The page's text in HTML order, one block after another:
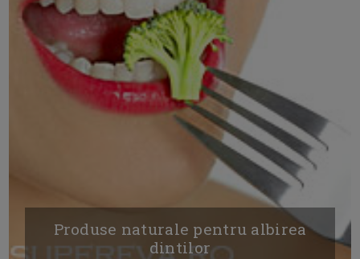
Produse naturale pentru albirea
dintilor